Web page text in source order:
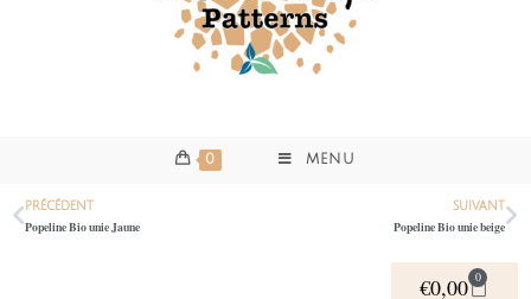
0 MENU
PRÉCÉDENT
Popeline Bio unie Jaune
SUIVANT
Popeline Bio unie beige
€0,00 0